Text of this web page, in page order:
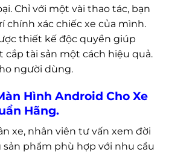
Chỉ với một vài thao tác, bạn
chính xác chiếc xe của mình.
thiết kế độc quyền giúp
cắp tài sản một cách hiệu quả.
người dùng.
Hình Android Cho Xe
Hãng.
xe, nhân viên tư vấn xem đời
sản phẩm phù hợp với nhu cầu